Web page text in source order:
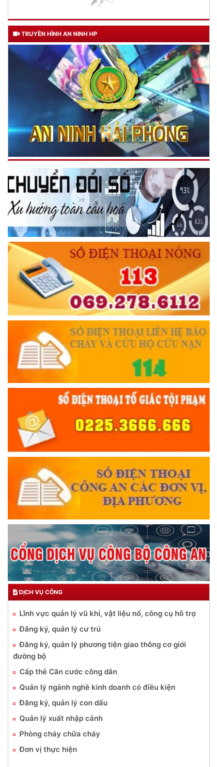
TRUYỀN HÌNH AN NINH HP
DỊCH VỤ CÔNG
Lĩnh vực quản lý vũ khí, vật liệu nổ, công cụ hỗ trợ
Đăng ký, quản lý cư trú
Đăng ký, quản lý phương tiện giao thông cơ giới
đường bộ
Cấp thẻ Căn cước công dân
Quản lý ngành nghề kinh doanh có điều kiện
Đăng ký, quản lý con dấu
Quản lý xuất nhập cảnh
Phòng cháy chữa cháy
Đơn vị thực hiện